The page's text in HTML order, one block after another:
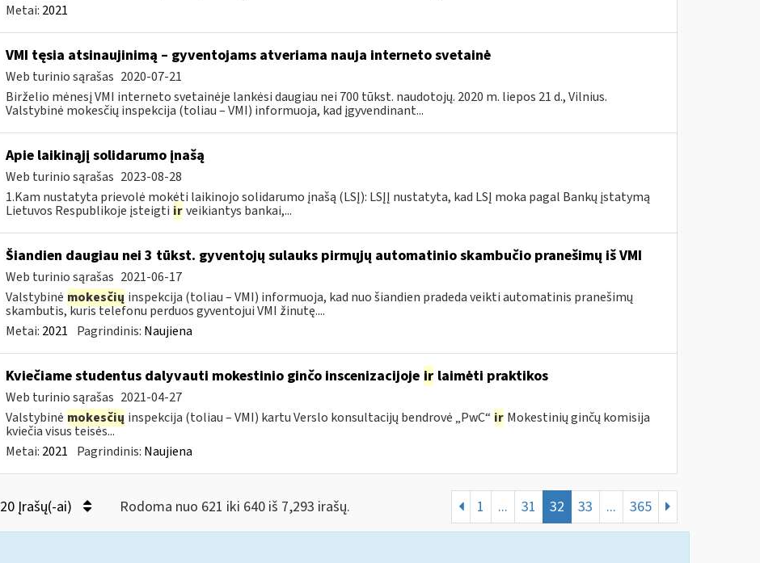
Metai: 2021
VMI tęsia atsinaujinimą – gyventojams atveriama nauja interneto svetainė
Web turinio sąrašas 2020-07-21
Birželio mėnesį VMI interneto svetainėje lankėsi daugiau nei 700 tūkst. naudotojų. 2020 m. liepos 21 d., Vilnius.
Valstybinė mokesčių inspekcija (toliau – VMI) informuoja, kad įgyvendinant...
Apie laikinąjį solidarumo įnašą
Web turinio sąrašas 2023-08-28
1.Kam nustatyta prievolė mokėti laikinojo solidarumo įnašą (LSĮ): LSĮĮ nustatyta, kad LSĮ moka pagal Bankų įstatymą
Lietuvos Respublikoje įsteigti ir veikiantys bankai,...
Šiandien daugiau nei 3 tūkst. gyventojų sulauks pirmųjų automatinio skambučio pranešimų iš VMI
Web turinio sąrašas 2021-06-17
Valstybinė mokesčių inspekcija (toliau – VMI) informuoja, kad nuo šiandien pradeda veikti automatinis pranešimų
skambutis, kuris telefonu perduos gyventojui VMI žinutę....
Metai: 2021 Pagrindinis: Naujiena
Kviečiame studentus dalyvauti mokestinio ginčo inscenizacijoje irlaimėti praktikos
Web turinio sąrašas 2021-04-27
Valstybinė mokesčių inspekcija (toliau – VMI) kartu Verslo konsultacijų bendrovė „PwC“ ir Mokestinių ginčų komisija
kviečia visus teisės...
Metai: 2021 Pagrindinis: Naujiena
20 Įrašų(-ai) Rodoma nuo 621 iki 640 iš 7,293 irašų. 1 ... 31 32 33 ... 365